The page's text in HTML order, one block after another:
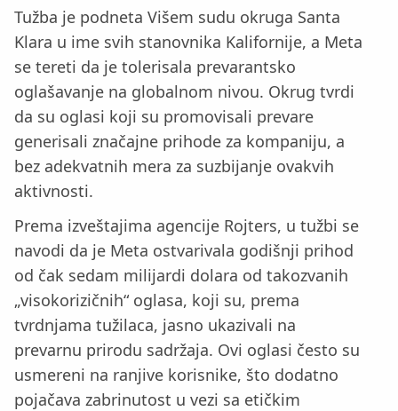
Tužba je podneta Višem sudu okruga Santa
Klara u ime svih stanovnika Kalifornije, a Meta
se tereti da je tolerisala prevarantsko
oglašavanje na globalnom nivou. Okrug tvrdi
da su oglasi koji su promovisali prevare
generisali značajne prihode za kompaniju, a
bez adekvatnih mera za suzbijanje ovakvih
aktivnosti.
Prema izveštajima agencije Rojters, u tužbi se
navodi da je Meta ostvarivala godišnji prihod
od čak sedam milijardi dolara od takozvanih
„visokorizičnih“ oglasa, koji su, prema
tvrdnjama tužilaca, jasno ukazivali na
prevarnu prirodu sadržaja. Ovi oglasi često su
usmereni na ranjive korisnike, što dodatno
pojačava zabrinutost u vezi sa etičkim